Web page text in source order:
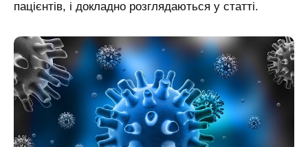
пацієнтів, і докладно розглядаються у статті.